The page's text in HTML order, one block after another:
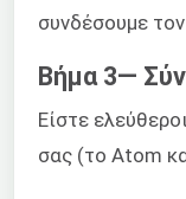
συνδέσουμε
Βήμα 3—
Είστε
σας (το Atom